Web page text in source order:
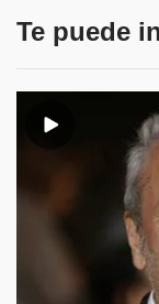
Te puede